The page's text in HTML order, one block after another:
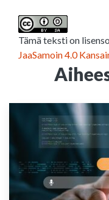
Tämä teksti on
JaaSamoin 4.0